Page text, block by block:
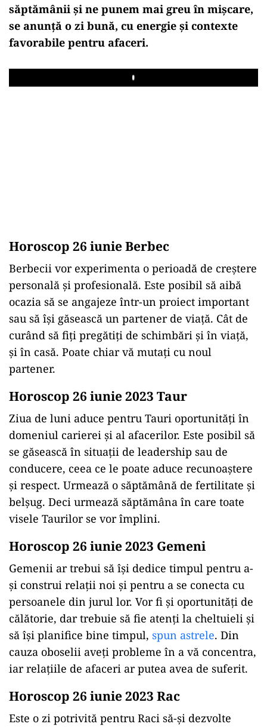
săptămânii și ne punem mai greu în mișcare,
se anunță o zi bună, cu energie și contexte
favorabile pentru afaceri.
Play
Horoscop 26 iunie Berbec
Berbecii vor experimenta o perioadă de creștere
personală și profesională. Este posibil să aibă
ocazia să se angajeze într-un proiect important
sau să își găsească un partener de viață. Cât de
curând să fiți pregătiți de schimbări și în viață,
și în casă. Poate chiar vă mutați cu noul
partener.
Horoscop 26 iunie 2023 Taur
Ziua de luni aduce pentru Tauri oportunități în
domeniul carierei și al afacerilor. Este posibil să
se găsească în situații de leadership sau de
conducere, ceea ce le poate aduce recunoaștere
și respect. Urmează o săptămână de fertilitate și
belşug. Deci urmează săptămâna în care toate
visele Taurilor se vor împlini.
Horoscop 26 iunie 2023 Gemeni
Gemenii ar trebui să își dedice timpul pentru a-
și construi relații noi și pentru a se conecta cu
persoanele din jurul lor. Vor fi și oportunități de
călătorie, dar trebuie să fie atenți la cheltuieli și
să își planifice bine timpul, spun astrele. Din
cauza oboselii aveți probleme în a vă concentra,
iar relațiile de afaceri ar putea avea de suferit.
Horoscop 26 iunie 2023 Rac
Este o zi potrivită pentru Raci să-și dezvolte